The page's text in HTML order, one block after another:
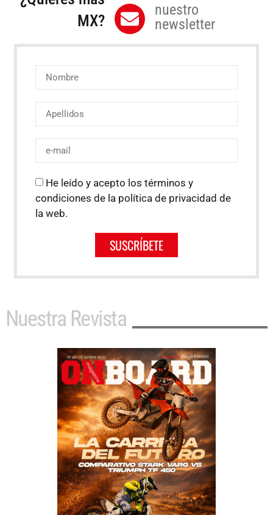
MX?
nuestro
newsletter
He leído y acepto los términos y
condiciones de la política de privacidad de
la web.
SUSCRÍBETE
Nuestra Revista